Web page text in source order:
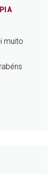
muito